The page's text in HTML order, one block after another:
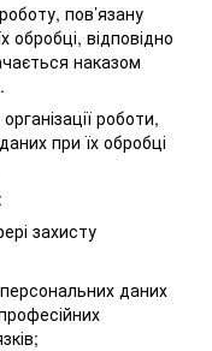
пов’язану
обробці, відповідно
наказом
роботи,
при їх обробці
захисту
даних